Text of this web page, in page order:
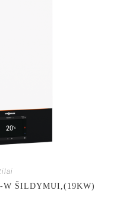
W ŠILDYMUI,(19KW)